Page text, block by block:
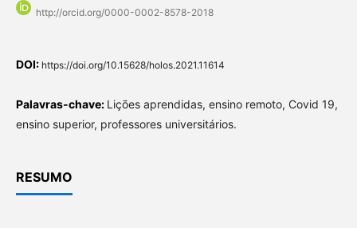
http://orcid.org/0000-0002-8578-2018
DOI: https://doi.org/10.15628/holos.2021.11614
Palavras-chave: Lições aprendidas, ensino remoto, Covid 19,
ensino superior, professores universitários.
RESUMO